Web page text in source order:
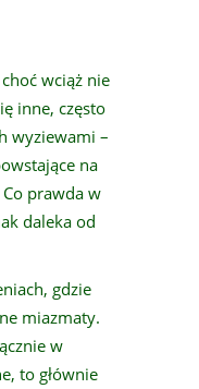
wciąż nie
inne, często
wyziewami –
na
prawda w
daleka od
gdzie
miazmaty.
w
to głównie